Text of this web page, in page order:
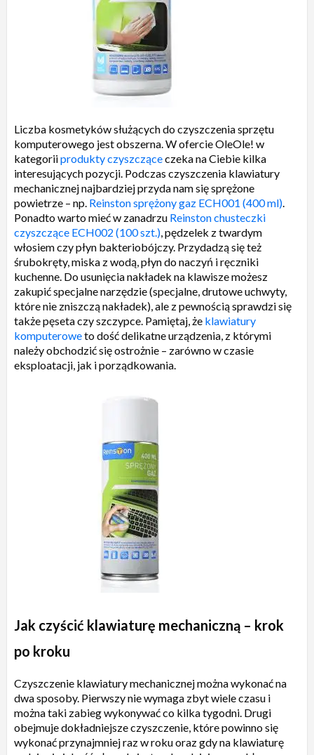
Liczba kosmetyków służących do czyszczenia sprzętu
komputerowego jest obszerna. W ofercie OleOle! w
kategoriiprodukty czyszcząceczeka na Ciebie kilka
interesujących pozycji. Podczas czyszczenia klawiatury
mechanicznej najbardziej przyda nam się sprężone
powietrze – np. Reinston sprężony gaz ECH001 (400 ml).
Ponadto warto mieć w zanadrzu Reinston chusteczki
czyszczące ECH002 (100 szt.), pędzelek z twardym
włosiem czy płyn bakteriobójczy. Przydadzą się też
śrubokręty, miska z wodą, płyn do naczyń i ręczniki
kuchenne. Do usunięcia nakładek na klawisze możesz
zakupić specjalne narzędzie (specjalne, drutowe uchwyty,
które nie zniszczą nakładek), ale z pewnością sprawdzi się
także pęseta czy szczypce. Pamiętaj, że klawiatury
komputeroweto dość delikatne urządzenia, z którymi
należy obchodzić się ostrożnie – zarówno w czasie
eksploatacji, jak i porządkowania.
Jak czyścić klawiaturę mechaniczną – krok
po kroku
Czyszczenie klawiatury mechanicznej można wykonać na
dwa sposoby. Pierwszy nie wymaga zbyt wiele czasu i
można taki zabieg wykonywać co kilka tygodni. Drugi
obejmuje dokładniejsze czyszczenie, które powinno się
wykonać przynajmniej raz w roku oraz gdy na klawiaturę